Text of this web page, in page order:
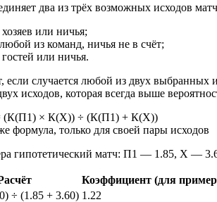
два из трёх возможных исходов
или ничья;
из команд, ничья не в счёт;
или ничья.
если случается любой из двух
исходов, которая всегда выше
× К(Х)) ÷ (К(П1) + К(Х))
формула, только для своей пары исходов
гипотетический матч: П1 — 1.85, Х —
Коэффициент (для
÷ (1.85 + 3.60) 1.22